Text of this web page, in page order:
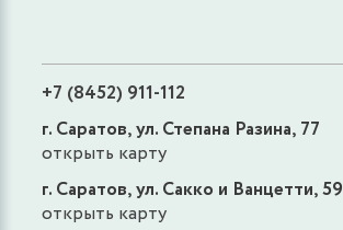
+7 (8452) 911-112
г. Саратов, ул. Степана Разина, 77
открыть карту
г. Саратов, ул. Сакко и Ванцетти, 59
открыть карту